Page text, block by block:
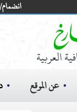
العربية
عن الموقع